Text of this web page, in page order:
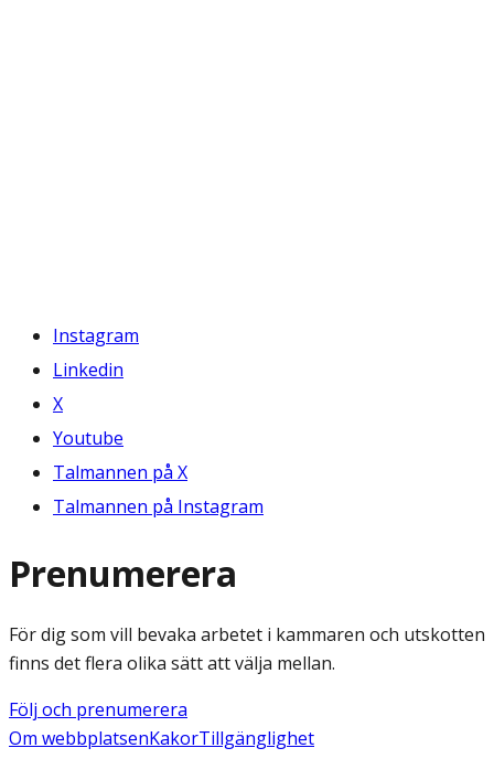
Instagram
Linkedin
X
Youtube
Talmannen på X
Talmannen på Instagram
Prenumerera
För dig som vill bevaka arbetet i kammaren och utskotten
finns det flera olika sätt att välja mellan.
Följ och prenumerera
Om webbplatsenKakorTillgänglighet